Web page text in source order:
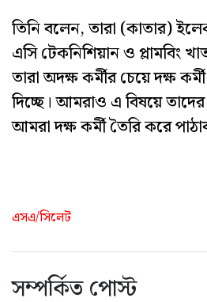
তিনি বলেন, তারা (কাতার)
এসি টেকনিশিয়ান ও প্লামবিং
তারা অদক্ষ কর্মীর চেয়ে দক্ষ
দিচ্ছে। আমরাও এ বিষয়ে
আমরা দক্ষ কর্মী তৈরি করে
এসএ/সিলেট
সম্পর্কিত পোস্ট